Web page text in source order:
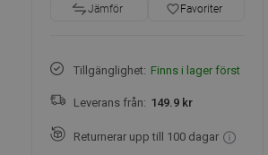
Jämför favorite_borderFavoriter
Tillgänglighet: Finns i lager först
Leverans från: 149.9 kr
Returnerar upp till 100 dagar